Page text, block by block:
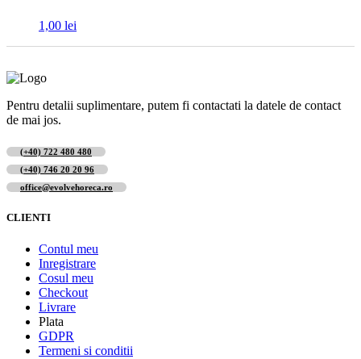
1,00 lei
Pentru detalii suplimentare, putem fi contactati la datele de contact
de mai jos.
(+40) 722 480 480
(+40) 746 20 20 96
office@evolvehoreca.ro
CLIENTI
Contul meu
Inregistrare
Cosul meu
Checkout
Livrare
Plata
GDPR
Termeni si conditii